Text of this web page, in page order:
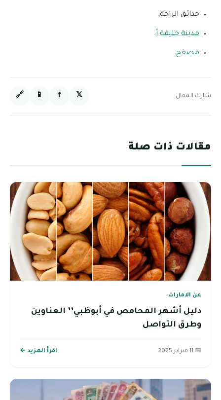
حدائق الراحة.
مدينة خليفة أ.
مصفح.
شارك المقال: 𝕏
f
📱
🔗
مقالات ذات صلة
عن الامارات
دليل أشهر المحامص في أبوظبي’’ العناوين
وطرق التواصل
📅 11 فبراير 2025 اقرأ المزيد ←